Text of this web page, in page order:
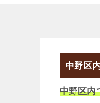
中野区
中野区内